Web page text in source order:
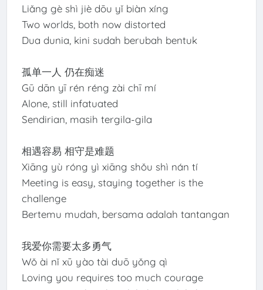
Liǎng gè shì jiè dōu yǐ biàn xíng
Two worlds, both now distorted
Dua dunia, kini sudah berubah bentuk
孤单一人 仍在痴迷
Gū dān yī rén réng zài chī mí
Alone, still infatuated
Sendirian, masih tergila-gila
相遇容易 相守是难题
Xiāng yù róng yì xiāng shǒu shì nán tí
Meeting is easy, staying together is the
challenge
Bertemu mudah, bersama adalah tantangan
我爱你需要太多勇气
Wǒ ài nǐ xū yào tài duō yǒng qì
Loving you requires too much courage